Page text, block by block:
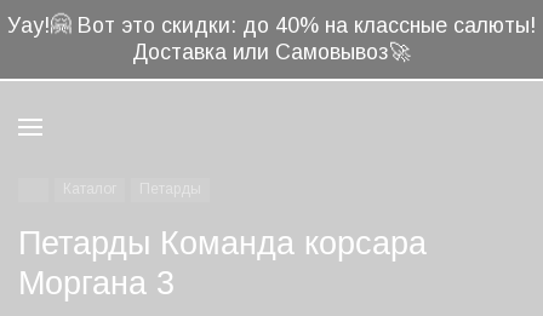
Уау!🤗 Вот это скидки: до 40% на классные салюты!
Доставка или Самовывоз🚀
Петарды Команда корсара
Моргана 3